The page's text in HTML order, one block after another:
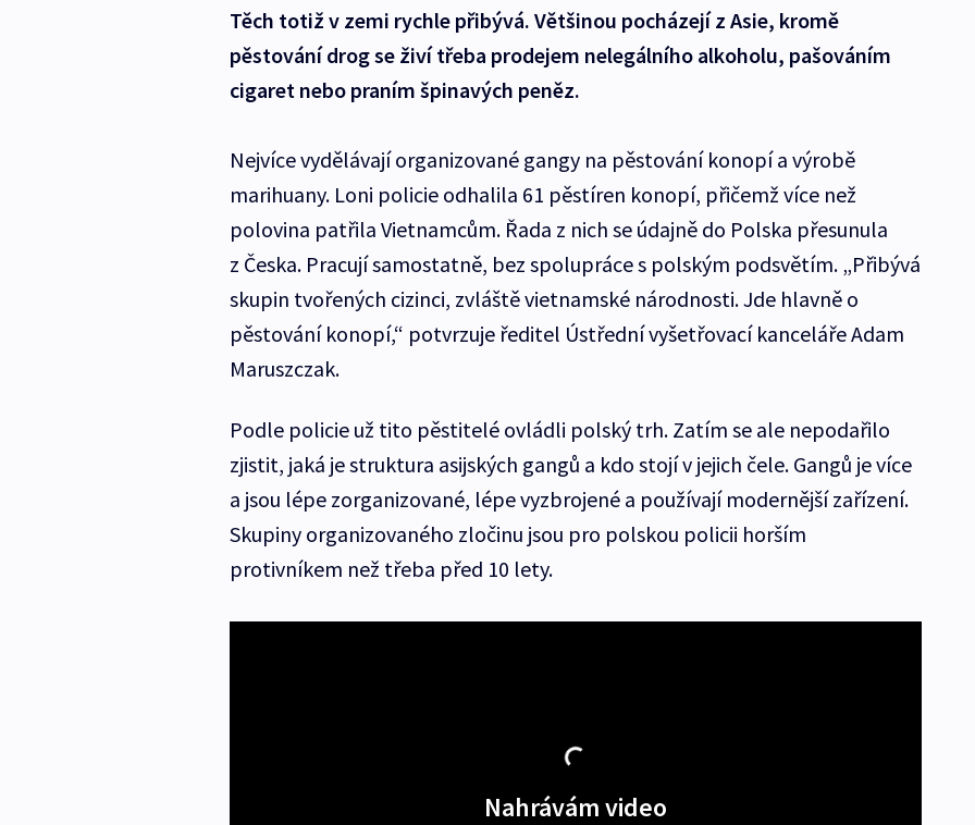
Těch totiž v zemi rychle přibývá. Většinou pocházejí z Asie, kromě
pěstování drog se živí třeba prodejem nelegálního alkoholu, pašováním
cigaret nebo praním špinavých peněz.
Nejvíce vydělávají organizované gangy na pěstování konopí a výrobě
marihuany. Loni policie odhalila 61 pěstíren konopí, přičemž více než
polovina patřila Vietnamcům. Řada z nich se údajně do Polska přesunula
z Česka. Pracují samostatně, bez spolupráce s polským podsvětím. „Přibývá
skupin tvořených cizinci, zvláště vietnamské národnosti. Jde hlavně o
pěstování konopí,“ potvrzuje ředitel Ústřední vyšetřovací kanceláře Adam
Maruszczak.
Podle policie už tito pěstitelé ovládli polský trh. Zatím se ale nepodařilo
zjistit, jaká je struktura asijských gangů a kdo stojí v jejich čele. Gangů je více
a jsou lépe zorganizované, lépe vyzbrojené a používají modernější zařízení.
Skupiny organizovaného zločinu jsou pro polskou policii horším
protivníkem než třeba před 10 lety.
Nahrávám video